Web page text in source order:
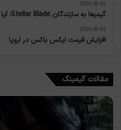
2026-08-02
گیمرها به سازندگان Stellar Blade: آیا ما برای شما شوخی هستیم؟
2026-08-02
افزایش قیمت ایکس باکس در اروپا
مقالات گیمینگ